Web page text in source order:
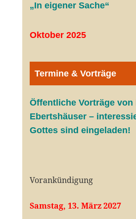
„In eigener Sache“
Oktober 2025
Termine & Vorträge
Öffentliche Vorträge von
Ebertshäuser –
Gottes sind eingeladen!
Vorankündigung
Samstag, 13. März 2027